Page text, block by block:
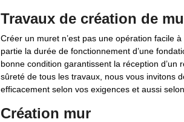
Travaux de création de
Créer un muret n’est pas une opération facile
partie la durée de fonctionnement d’une
bonne condition garantissent la réception
sûreté de tous les travaux, nous vous invitons
efficacement selon vos exigences et aussi
Création mur